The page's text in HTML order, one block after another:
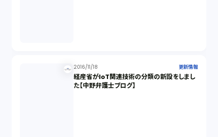
2016/11/18 更新情報
経産省がIoT関連技術の分類の新設をしまし
た【中野弁護士ブログ】